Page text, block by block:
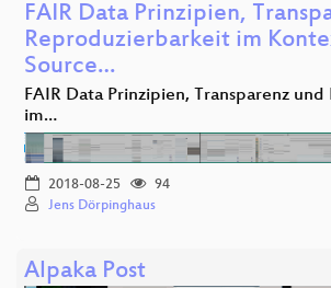
FAIR Data Prinzipien,
Reproduzierbarkeit im
Source…
FAIR Data Prinzipien, Transparenz
im…
2018-08-25
94
Jens Dörpinghaus
Alpaka Post